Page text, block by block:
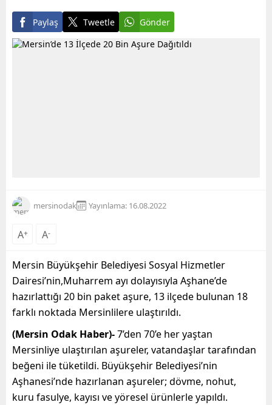
Paylaş Tweetle Gönder
mersinodak Yayınlama: 16.08.2022
A+ A-
Mersin Büyükşehir Belediyesi Sosyal Hizmetler
Dairesi’nin,Muharrem ayı dolayısıyla Aşhane’de
hazırlattığı 20 bin paket aşure, 13 ilçede bulunan 18
farklı noktada Mersinlilere ulaştırıldı.
(Mersin Odak Haber)-7’den 70’e her yaştan
Mersinliye ulaştırılan aşureler, vatandaşlar tarafından
beğeni ile tüketildi. Büyükşehir Belediyesi’nin
Aşhanesi’nde hazırlanan aşureler; dövme, nohut,
kuru fasulye, kayısı ve yöresel ürünlerle yapıldı.